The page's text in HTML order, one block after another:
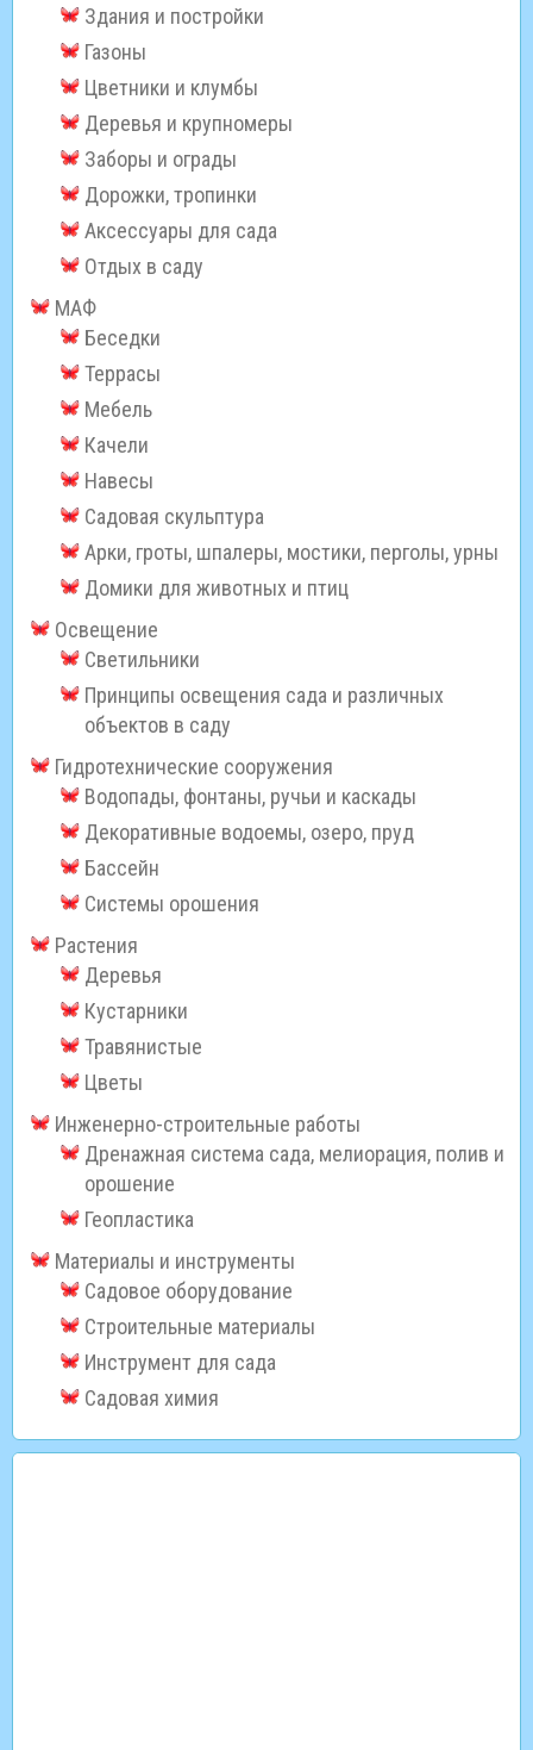
Здания и постройки
Газоны
Цветники и клумбы
Деревья и крупномеры
Заборы и ограды
Дорожки, тропинки
Аксессуары для сада
Отдых в саду
МАФ
Беседки
Террасы
Мебель
Качели
Навесы
Садовая скульптура
Арки, гроты, шпалеры, мостики, перголы, урны
Домики для животных и птиц
Освещение
Светильники
Принципы освещения сада и различных
объектов в саду
Гидротехнические сооружения
Водопады, фонтаны, ручьи и каскады
Декоративные водоемы, озеро, пруд
Бассейн
Системы орошения
Растения
Деревья
Кустарники
Травянистые
Цветы
Инженерно-строительные работы
Дренажная система сада, мелиорация, полив и
орошение
Геопластика
Материалы и инструменты
Садовое оборудование
Строительные материалы
Инструмент для сада
Садовая химия